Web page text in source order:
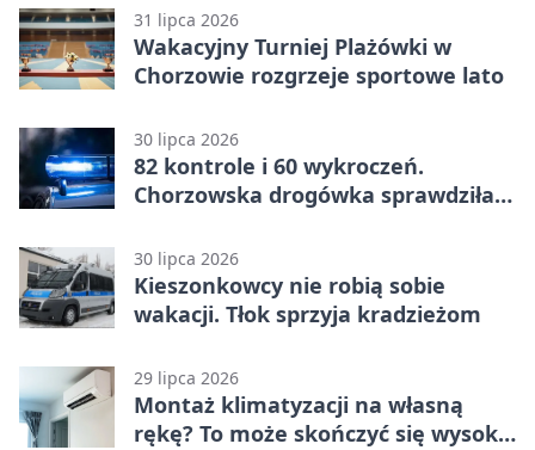
31 lipca 2026
Wakacyjny Turniej Plażówki w
Chorzowie rozgrzeje sportowe lato
30 lipca 2026
82 kontrole i 60 wykroczeń.
Chorzowska drogówka sprawdziła
30 lipca 2026
Kieszonkowcy nie robią sobie
wakacji. Tłok sprzyja kradzieżom
29 lipca 2026
Montaż klimatyzacji na własną
rękę? To może skończyć się wysoką